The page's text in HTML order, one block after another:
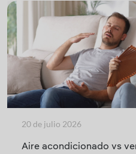
Aire acondicionado vs
20 de julio 2026